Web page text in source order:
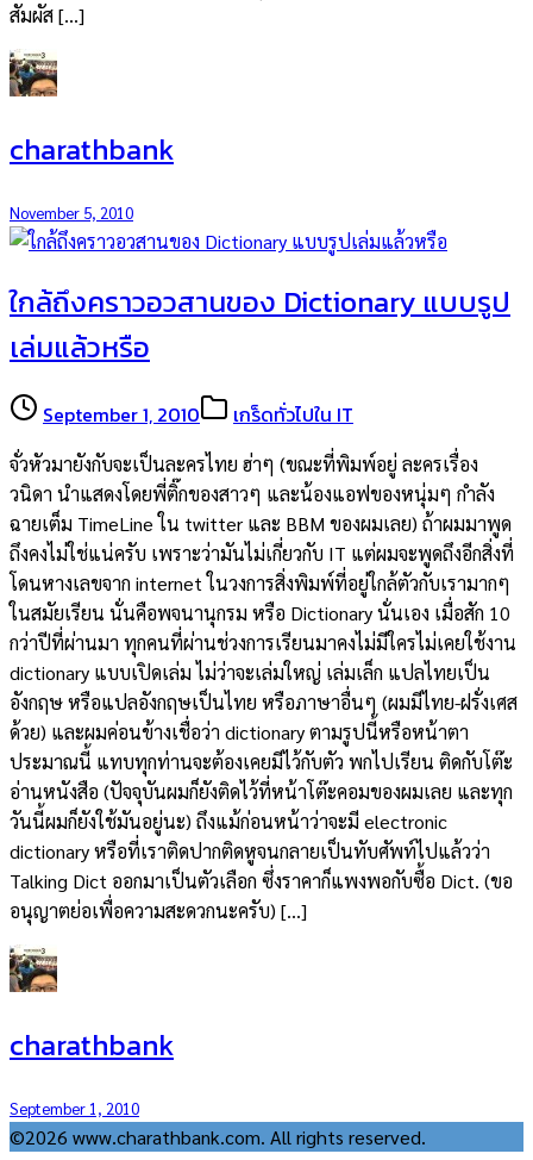
สัมผัส […]
charathbank
November 5, 2010
ใกล้ถึงคราวอวสานของ Dictionary แบบรูป
เล่มแล้วหรือ
September 1, 2010 เกร็ดทั่วไปใน IT
จั่วหัวมายังกับจะเป็นละครไทย ฮ่าๆ (ขณะที่พิมพ์อยู่ ละครเรื่อง
วนิดา นำแสดงโดยพี่ติ๊กของสาวๆ และน้องแอฟของหนุ่มๆ กำลัง
ฉายเต็ม TimeLine ใน twitter และ BBM ของผมเลย) ถ้าผมมาพูด
ถึงคงไม่ใช่แน่ครับ เพราะว่ามันไม่เกี่ยวกับ IT แต่ผมจะพูดถึงอีกสิ่งที่
โดนหางเลขจาก internet ในวงการสิ่งพิมพ์ที่อยู่ใกล้ตัวกับเรามากๆ
ในสมัยเรียน นั่นคือพจนานุกรม หรือ Dictionary นั่นเอง เมื่อสัก 10
กว่าปีที่ผ่านมา ทุกคนที่ผ่านช่วงการเรียนมาคงไม่มีใครไม่เคยใช้งาน
dictionary แบบเปิดเล่ม ไม่ว่าจะเล่มใหญ่ เล่มเล็ก แปลไทยเป็น
อังกฤษ หรือแปลอังกฤษเป็นไทย หรือภาษาอื่นๆ (ผมมีไทย-ฝรั่งเศส
ด้วย) และผมค่อนข้างเชื่อว่า dictionary ตามรูปนี้หรือหน้าตา
ประมาณนี้ แทบทุกท่านจะต้องเคยมีไว้กับตัว พกไปเรียน ติดกับโต๊ะ
อ่านหนังสือ (ปัจจุบันผมก็ยังติดไว้ที่หน้าโต๊ะคอมของผมเลย และทุก
วันนี้ผมก็ยังใช้มันอยู่นะ) ถึงแม้ก่อนหน้าว่าจะมี electronic
dictionary หรือที่เราติดปากติดหูจนกลายเป็นทับศัพท์ไปแล้วว่า
Talking Dict ออกมาเป็นตัวเลือก ซึ่งราคาก็แพงพอกับซื้อ Dict. (ขอ
อนุญาตย่อเพื่อความสะดวกนะครับ) […]
charathbank
September 1, 2010
©2026 www.charathbank.com. All rights reserved.